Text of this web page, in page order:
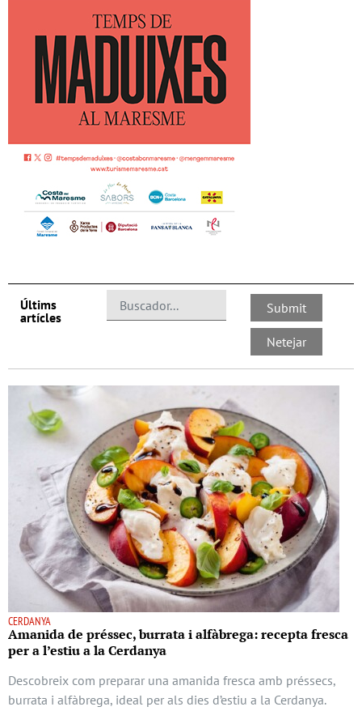
Últims
artícles
CERDANYA
Amanida de préssec, burrata i alfàbrega: recepta fresca
per a l’estiu a la Cerdanya
Descobreix com preparar una amanida fresca amb préssecs,
burrata i alfàbrega, ideal per als dies d’estiu a la Cerdanya.